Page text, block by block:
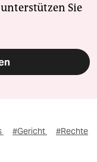
Sie
#Gericht
#Rechte